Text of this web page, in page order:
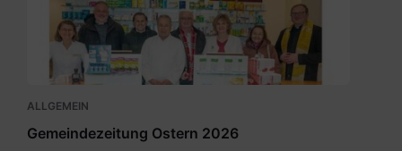
April
2026_INT.pdf
ALLGEMEIN
Gemeindezeitung Ostern 2026